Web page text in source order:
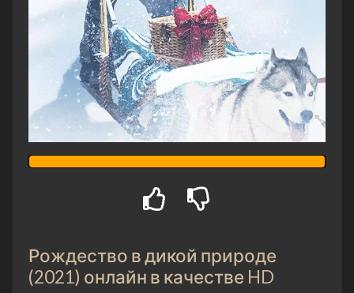
Рождество в дикой природе
(2021) онлайн в качестве HD